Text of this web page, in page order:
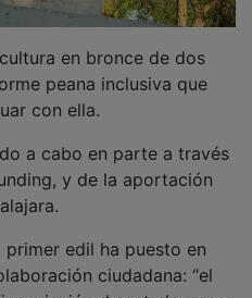
peana inclusiva que
con ella.
y de la aportación
ciudadana: “el
de esta hermosa